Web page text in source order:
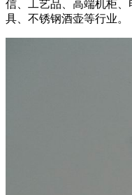
信、工艺品、高端机柜
具、不锈钢酒壶等行业。